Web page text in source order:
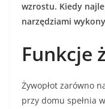
wzrostu. Kiedy
narzędziami
Funkcje
Żywopłot zarówno
przy domu spełnia